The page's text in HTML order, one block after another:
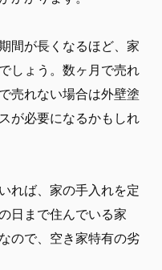
間が長くなるほど、家
しょう。数ヶ月で売れ
売れない場合は外壁塗
が必要になるかもしれ
れば、家の手入れを定
日まで住んでいる家
ので、空き家特有の劣